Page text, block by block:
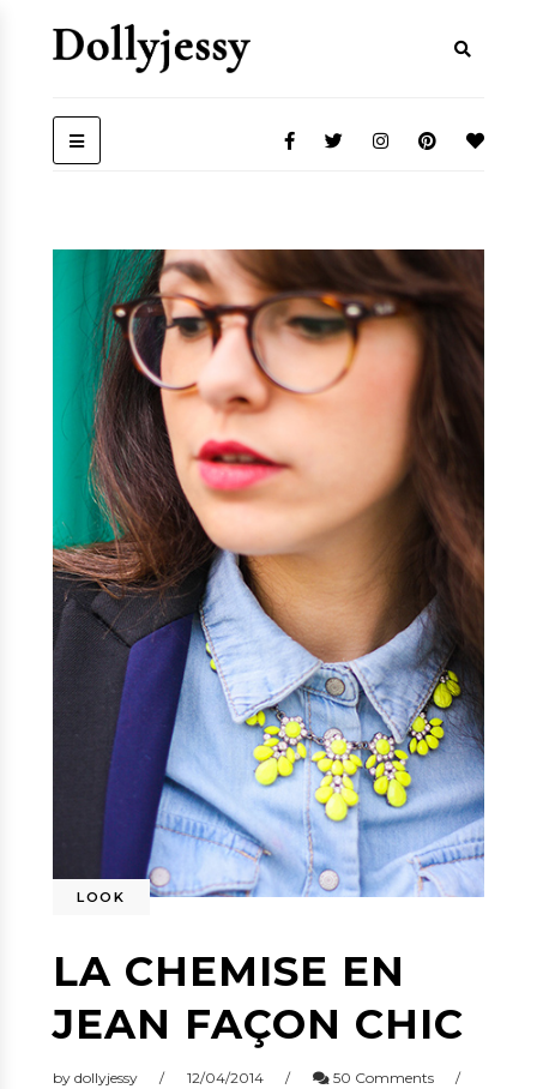
LOOK
LA CHEMISE EN
JEAN FAÇON CHIC
by dollyjessy 12/04/2014 50 Comments